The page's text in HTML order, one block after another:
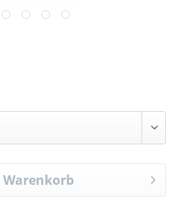
Warenkorb